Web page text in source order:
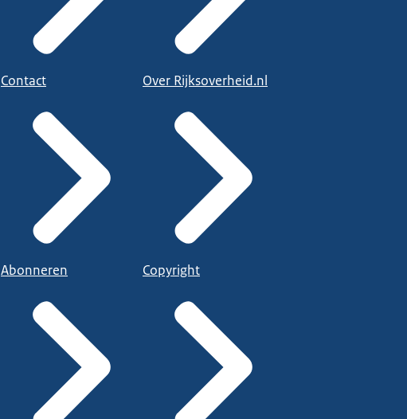
Contact
Abonneren
Over Rijksoverheid.nl
Copyright